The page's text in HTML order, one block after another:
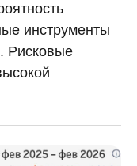
инструменты
Рисковые